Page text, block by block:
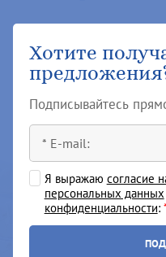
Хотите
Подписывайтесь
Я выражаю согласие
персональных данных
конфиденциальности: